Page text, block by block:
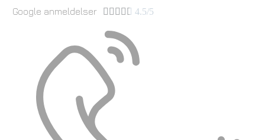
Google anmeldelser      4.5/5